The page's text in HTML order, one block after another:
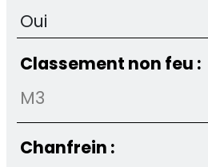
Oui
Classement non feu :
M3
Chanfrein :